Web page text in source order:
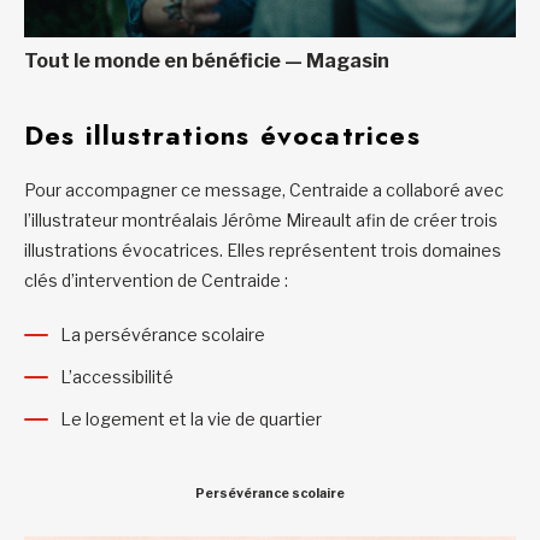
Tout le monde en bénéficie — Magasin
Des illustrations évocatrices
Pour accompagner ce message, Centraide a collaboré avec
l’illustrateur montréalais Jérôme Mireault afin de créer trois
illustrations évocatrices. Elles représentent trois domaines
clés d’intervention de Centraide :
La persévérance scolaire
L’accessibilité
Le logement et la vie de quartier
Persévérance scolaire